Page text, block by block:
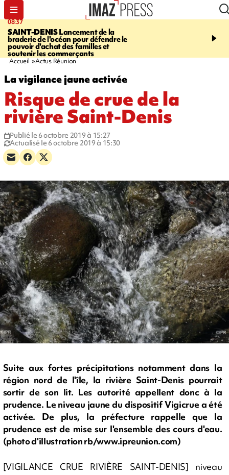
08:37
SAINT-DENISLancement de la
braderie de l'océan pour défendre le
pouvoir d'achat des familles et
soutenir les commerçants
10:44
dragons paradent
Accueil Actus Réunion
La vigilance jaune activée
Risque de crue de la
rivière Saint-Denis
Publié le 6 octobre 2019 à 15:27
Actualisé le 6 octobre 2019 à 15:30
Suite aux fortes précipitations notamment dans la
région nord de l'île, la rivière Saint-Denis pourrait
sortir de son lit. Les autorité appellent donc à la
prudence. Le niveau jaune du dispositif Vigicrue a été
activée. De plus, la préfecture rappelle que la
prudence est de mise sur l'ensemble des cours d'eau.
(photo d'illustration rb/www.ipreunion.com)
[VIGILANCE CRUE RIVIÈRE SAINT-DENIS] niveau